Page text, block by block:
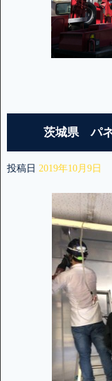
茨城県 パ
投稿日 2019年10月9日